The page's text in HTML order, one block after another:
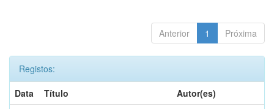
Anterior 1 Próxima
Registos:
Data
Título
Autor(es)